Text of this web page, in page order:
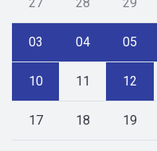
03 04 05
10 11 12
17 18 19